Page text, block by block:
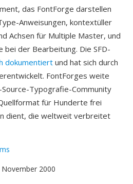
das FontForge darstellen
Anweisungen, kontextüller
Achsen für Multiple Master, und
der Bearbeitung. Die SFD-
dokumentiert und hat sich durch
FontForges weite
Typografie-Community
für Hunderte frei
dient, die weltweit verbreitet
November 2000